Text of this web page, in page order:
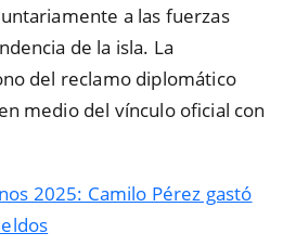
a las fuerzas
de la isla. La
del reclamo diplomático
medio del vínculo oficial con
2025: Camilo Pérez gastó